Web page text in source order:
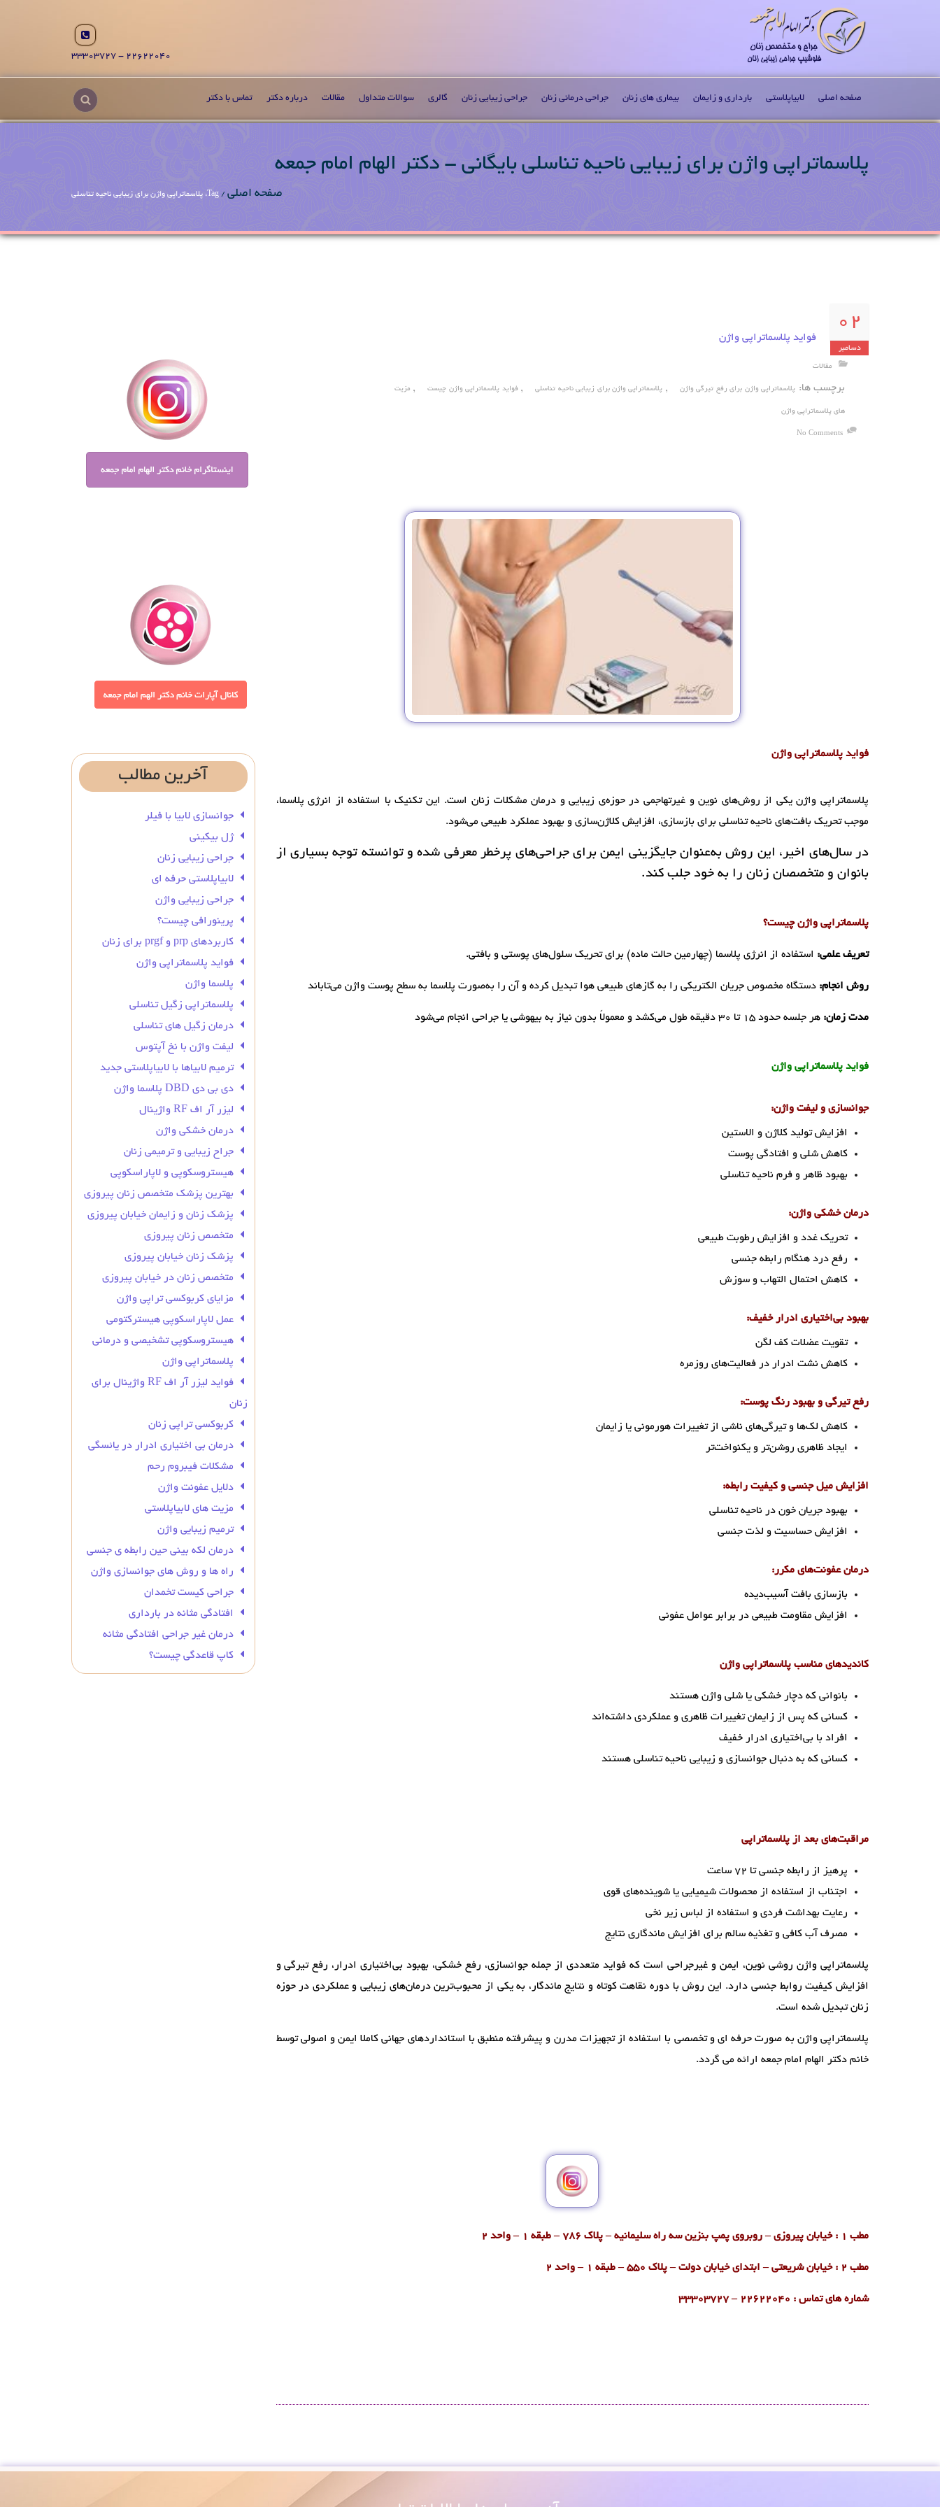
22622040 - 33303727
صفحه اصلی لابیاپلاستی بارداری و زایمان بیماری های زنان جراحی درمانی زنان جراحی زیبایی زنان گالری سوالات متداول مقالات درباره دکتر تماس با دکتر
پلاسماتراپی واژن برای زیبایی ناحیه تناسلی بایگانی - دکتر الهام امام جمعه
صفحه اصلی / Tag: پلاسماتراپی واژن برای زیبایی ناحیه تناسلی
02
دسامبر
فواید پلاسماتراپی واژن
مقالات
برچسب ها: پلاسماتراپی واژن برای رفع تیرگی واژن , پلاسماتراپی واژن برای زیبایی ناحیه تناسلی ,فواید پلاسماتراپی واژن چیست , مزیت
های پلاسماتراپی واژن
No Comments
فواید پلاسماتراپی واژن
پلاسماتراپی واژن یکی از روش‌های نوین و غیرتهاجمی در حوزه‌ی زیبایی و درمان مشکلات زنان است. این تکنیک با استفاده از انرژی پلاسما،
موجب تحریک بافت‌های ناحیه تناسلی برای بازسازی، افزایش کلاژن‌سازی و بهبود عملکرد طبیعی می‌شود.
در سال‌های اخیر، این روش به‌عنوان جایگزینی ایمن برای جراحی‌های پرخطر معرفی شده و توانسته توجه بسیاری از
بانوان و متخصصان زنان را به خود جلب کند.
پلاسماتراپی واژن چیست؟
تعریف علمی: استفاده از انرژی پلاسما (چهارمین حالت ماده) برای تحریک سلول‌های پوستی و بافتی.
روش انجام: دستگاه مخصوص جریان الکتریکی را به گازهای طبیعی هوا تبدیل کرده و آن را به‌صورت پلاسما به سطح پوست واژن می‌تاباند
مدت زمان: هر جلسه حدود 15 تا 30 دقیقه طول می‌کشد و معمولاً بدون نیاز به بیهوشی یا جراحی انجام می‌شود
فواید پلاسماتراپی واژن
جوانسازی و لیفت واژن:
افزایش تولید کلاژن و الاستین
کاهش شلی و افتادگی پوست
بهبود ظاهر و فرم ناحیه تناسلی
درمان خشکی واژن:
تحریک غدد و افزایش رطوبت طبیعی
رفع درد هنگام رابطه جنسی
کاهش احتمال التهاب و سوزش
بهبود بی‌اختیاری ادرار خفیف:
تقویت عضلات کف لگن
کاهش نشت ادرار در فعالیت‌های روزمره
رفع تیرگی و بهبود رنگ پوست:
کاهش لک‌ها و تیرگی‌های ناشی از تغییرات هورمونی یا زایمان
ایجاد ظاهری روشن‌تر و یکنواخت‌تر
افزایش میل جنسی و کیفیت رابطه:
بهبود جریان خون در ناحیه تناسلی
افزایش حساسیت و لذت جنسی
درمان عفونت‌های مکرر:
بازسازی بافت آسیب‌دیده
افزایش مقاومت طبیعی در برابر عوامل عفونی
کاندیدهای مناسب پلاسماتراپی واژن
بانوانی که دچار خشکی یا شلی واژن هستند
کسانی که پس از زایمان تغییرات ظاهری و عملکردی داشته‌اند
افراد با بی‌اختیاری ادرار خفیف
کسانی که به دنبال جوانسازی و زیبایی ناحیه تناسلی هستند
مراقبت‌های بعد از پلاسماتراپی
پرهیز از رابطه جنسی تا 72 ساعت
اجتناب از استفاده از محصولات شیمیایی یا شوینده‌های قوی
رعایت بهداشت فردی و استفاده از لباس زیر نخی
مصرف آب کافی و تغذیه سالم برای افزایش ماندگاری نتایج
پلاسماتراپی واژن روشی نوین، ایمن و غیرجراحی است که فواید متعددی از جمله جوانسازی، رفع خشکی، بهبود بی‌اختیاری ادرار، رفع تیرگی و
افزایش کیفیت روابط جنسی دارد. این روش با دوره نقاهت کوتاه و نتایج ماندگار، به یکی از محبوب‌ترین درمان‌های زیبایی و عملکردی در حوزه
زنان تبدیل شده است.
پلاسماتراپی واژن به صورت حرفه ای و تخصصی با استفاده از تجهیزات مدرن و پیشرفته منطبق با استانداردهای جهانی کاملا ایمن و اصولی توسط
خانم دکتر الهام امام جمعه ارائه می گردد.
مطب 1 : خیابان پیروزی – روبروی پمپ بنزین سه راه سلیمانیه – پلاک 786 – طبقه 1 – واحد 2
مطب 2 : خیابان شریعتی – ابتدای خیابان دولت – پلاک 550 – طبقه 1 – واحد 2
شماره های تماس : ۲۲۶۲۲۰۴۰ – ۳۳۳۰۳۷۲۷
آخرین مطالب
جوانسازی لابیا با فیلر
ژل بیکینی
جراحی زیبایی زنان
لابیاپلاستی حرفه ای
جراحی زیبایی واژن
پرینورافی چیست؟
کاربردهای prp و prgf برای زنان
فواید پلاسماتراپی واژن
پلاسما واژن
پلاسماتراپی زگیل تناسلی
درمان زگیل‌ های تناسلی
لیفت واژن با نخ آپتوس
ترمیم لابیاها با لابیاپلاستی جدید
دی بی دی DBD پلاسما واژن
لیزر آر اف RF واژینال
درمان خشکی واژن
جراح زیبایی و ترمیمی زنان
هیستروسکوپی و لاپاراسکوپی
بهترین پزشک متخصص زنان پیروزی
پزشک زنان و زایمان خیابان پیروزی
متخصص زنان پیروزی
پزشک زنان خیابان پیروزی
متخصص زنان در خیابان پیروزی
مزایای کربوکسی تراپی واژن
عمل لاپاراسکوپی هیسترکتومی
هیستروسکوپی تشخیصی و درمانی
پلاسماتراپی واژن
فواید لیزر آر اف RF واژینال برای
زنان
کربوکسی تراپی زنان
درمان بی‌ اختیاری ادرار در یائسگی
مشکلات فیبروم رحم
دلایل عفونت واژن
مزیت های لابیاپلاستی
ترمیم زیبایی واژن
درمان لکه بینی حین رابطه ی جنسی
راه ها و روش های جوانسازی واژن
جراحی کیست تخمدان
افتادگی مثانه در بارداری
درمان غیر جراحی افتادگی مثانه
کاپ قاعدگی چیست؟